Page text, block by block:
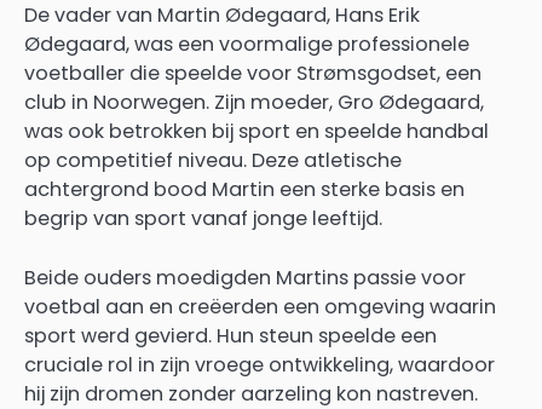
De vader van Martin Ødegaard, Hans Erik
Ødegaard, was een voormalige professionele
voetballer die speelde voor Strømsgodset, een
club in Noorwegen. Zijn moeder, Gro Ødegaard,
was ook betrokken bij sport en speelde handbal
op competitief niveau. Deze atletische
achtergrond bood Martin een sterke basis en
begrip van sport vanaf jonge leeftijd.
Beide ouders moedigden Martins passie voor
voetbal aan en creëerden een omgeving waarin
sport werd gevierd. Hun steun speelde een
cruciale rol in zijn vroege ontwikkeling, waardoor
hij zijn dromen zonder aarzeling kon nastreven.